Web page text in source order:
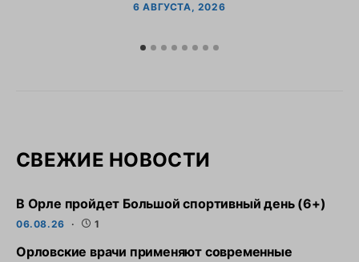
6 АВГУСТА, 2026
СВЕЖИЕ НОВОСТИ
В Орле пройдет Большой спортивный день (6+)
06.08.26 1
Орловские врачи применяют современные